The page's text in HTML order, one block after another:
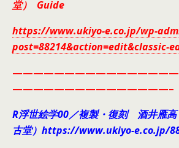
堂） Guide
https://www.ukiyo-e.co.jp/wp-
post=88214&action=edit&classic-
———————————————–
R浮世絵学00／複製・復刻 酒井雁高
古堂）https://www.ukiyo-e.co.jp/